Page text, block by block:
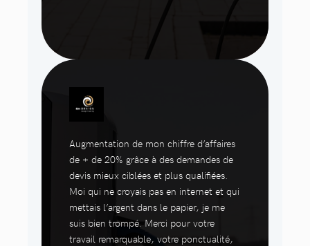
Augmentation de mon chiffre d’affaires
de + de 20% grâce à des demandes de
devis mieux ciblées et plus qualifiées.
Moi qui ne croyais pas en internet et qui
mettais l’argent dans le papier, je me
suis bien trompé. Merci pour votre
travail remarquable, votre ponctualité,